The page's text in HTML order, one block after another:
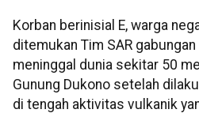
Korban berinisial E, warga
ditemukan Tim SAR
meninggal dunia sekitar 50
Gunung Dukono setelah
di tengah aktivitas vulkanik